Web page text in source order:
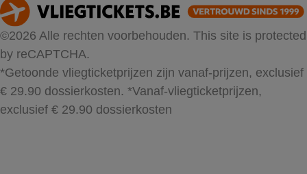
©2026 Alle rechten voorbehouden. This site is protected
by reCAPTCHA.
*Getoonde vliegticketprijzen zijn vanaf-prijzen, exclusief
€ 29.90 dossierkosten. *Vanaf-vliegticketprijzen,
exclusief € 29.90 dossierkosten